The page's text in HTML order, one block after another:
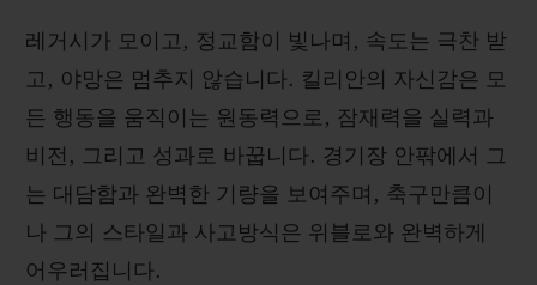
레거시가 모이고, 정교함이 빛나며, 속도는 극찬 받
고, 야망은 멈추지 않습니다. 킬리안의 자신감은 모
든 행동을 움직이는 원동력으로, 잠재력을 실력과
비전, 그리고 성과로 바꿉니다. 경기장 안팎에서 그
는 대담함과 완벽한 기량을 보여주며, 축구만큼이
나 그의 스타일과 사고방식은 위블로와 완벽하게
어우러집니다.